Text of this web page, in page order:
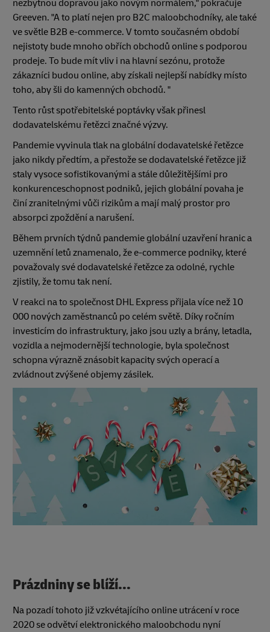
nezbytnou dopravou jako novým normálem," pokračuje
Greeven. "A to platí nejen pro B2C maloobchodníky, ale také
ve světle B2B e-commerce. V tomto současném období
nejistoty bude mnoho obřích obchodů online s podporou
prodeje. To bude mít vliv i na hlavní sezónu, protože
zákazníci budou online, aby získali nejlepší nabídky místo
toho, aby šli do kamenných obchodů. "
Tento růst spotřebitelské poptávky však přinesl
dodavatelskému řetězci značné výzvy.
Pandemie vyvinula tlak na globální dodavatelské řetězce
jako nikdy předtím, a přestože se dodavatelské řetězce již
staly vysoce sofistikovanými a stále důležitějšími pro
konkurenceschopnost podniků, jejich globální povaha je
činí zranitelnými vůči rizikům a mají malý prostor pro
absorpci zpoždění a narušení.
Během prvních týdnů pandemie globální uzavření hranic a
uzemnění letů znamenalo, že e-commerce podniky, které
považovaly své dodavatelské řetězce za odolné, rychle
zjistily, že tomu tak není.
V reakci na to společnost DHL Express přijala více než 10
000 nových zaměstnanců po celém světě. Díky ročním
investicím do infrastruktury, jako jsou uzly a brány, letadla,
vozidla a nejmodernější technologie, byla společnost
schopna výrazně znásobit kapacity svých operací a
zvládnout zvýšené objemy zásilek.
Prázdniny se blíží...
Na pozadí tohoto již vzkvétajícího online utrácení v roce
2020 se odvětví elektronického maloobchodu nyní